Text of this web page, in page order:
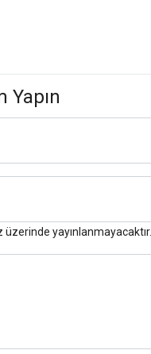
Yapın
yayınlanmayacaktır.